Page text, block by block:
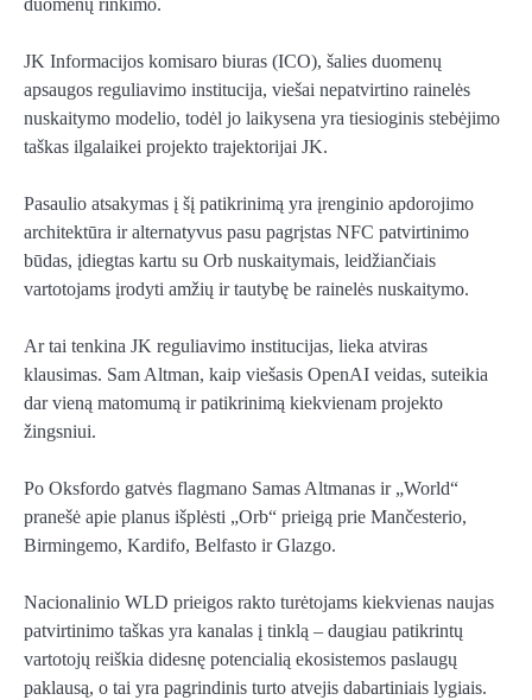
JK Informacijos komisaro biuras (ICO), šalies duomenų
apsaugos reguliavimo institucija, viešai nepatvirtino rainelės
nuskaitymo modelio, todėl jo laikysena yra tiesioginis stebėjimo
taškas ilgalaikei projekto trajektorijai JK.
Pasaulio atsakymas į šį patikrinimą yra įrenginio apdorojimo
architektūra ir alternatyvus pasu pagrįstas NFC patvirtinimo
būdas, įdiegtas kartu su Orb nuskaitymais, leidžiančiais
vartotojams įrodyti amžių ir tautybę be rainelės nuskaitymo.
Ar tai tenkina JK reguliavimo institucijas, lieka atviras
klausimas. Sam Altman, kaip viešasis OpenAI veidas, suteikia
dar vieną matomumą ir patikrinimą kiekvienam projekto
žingsniui.
Po Oksfordo gatvės flagmano Samas Altmanas ir „World“
pranešė apie planus išplėsti „Orb“ prieigą prie Mančesterio,
Birmingemo, Kardifo, Belfasto ir Glazgo.
Nacionalinio WLD prieigos rakto turėtojams kiekvienas naujas
patvirtinimo taškas yra kanalas į tinklą – daugiau patikrintų
vartotojų reiškia didesnę potencialią ekosistemos paslaugų
paklausą, o tai yra pagrindinis turto atvejis dabartiniais lygiais.